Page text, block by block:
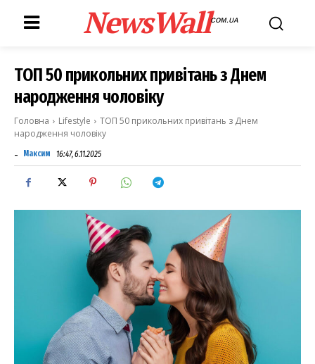
NewsWallCOM.UA
ТОП 50 прикольних привітань з Днем
народження чоловіку
Головна Lifestyle
ТОП 50 прикольних привітань з Днем
народження чоловіку
- Максим 16:47, 6.11.2025